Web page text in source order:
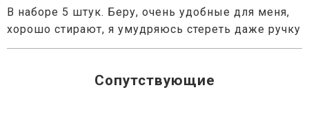
В наборе 5 штук. Беру, очень удобные для меня,
хорошо стирают, я умудряюсь стереть даже ручку
Сопутствующие